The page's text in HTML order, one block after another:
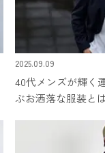
2025.09.09
40代メンズが輝く
ぶお洒落な服装と